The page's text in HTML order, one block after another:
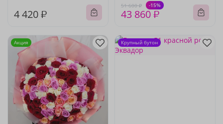
4 420 ₽
51 600 ₽ -15%
43 860 ₽
Акция Крупный бутон